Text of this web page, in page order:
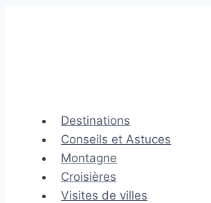
Destinations
Conseils et Astuces
Montagne
Croisières
Visites de villes